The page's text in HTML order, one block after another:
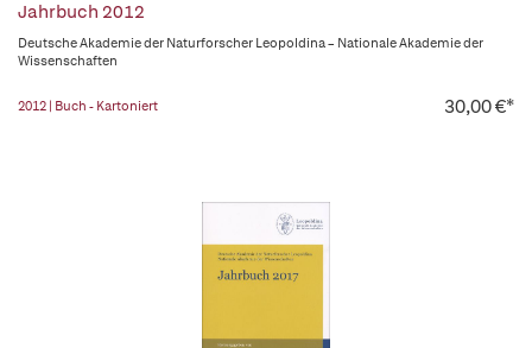
Jahrbuch 2012
Deutsche Akademie der Naturforscher Leopoldina – Nationale Akademie der
Wissenschaften
2012 | Buch - Kartoniert 30,00 €*